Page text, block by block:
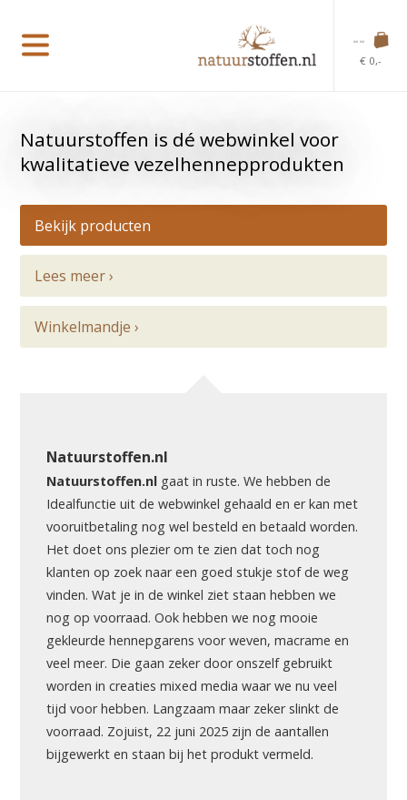
--
€ 0,-
Natuurstoffen is dé webwinkel voor
kwalitatieve vezelhennepprodukten
Bekijk producten
Lees meer ›
Winkelmandje ›
Natuurstoffen.nl
Natuurstoffen.nl gaat in ruste. We hebben de
Idealfunctie uit de webwinkel gehaald en er kan met
vooruitbetaling nog wel besteld en betaald worden.
Het doet ons plezier om te zien dat toch nog
klanten op zoek naar een goed stukje stof de weg
vinden. Wat je in de winkel ziet staan hebben we
nog op voorraad. Ook hebben we nog mooie
gekleurde hennepgarens voor weven, macrame en
veel meer. Die gaan zeker door onszelf gebruikt
worden in creaties mixed media waar we nu veel
tijd voor hebben. Langzaam maar zeker slinkt de
voorraad. Zojuist, 22 juni 2025 zijn de aantallen
bijgewerkt en staan bij het produkt vermeld.